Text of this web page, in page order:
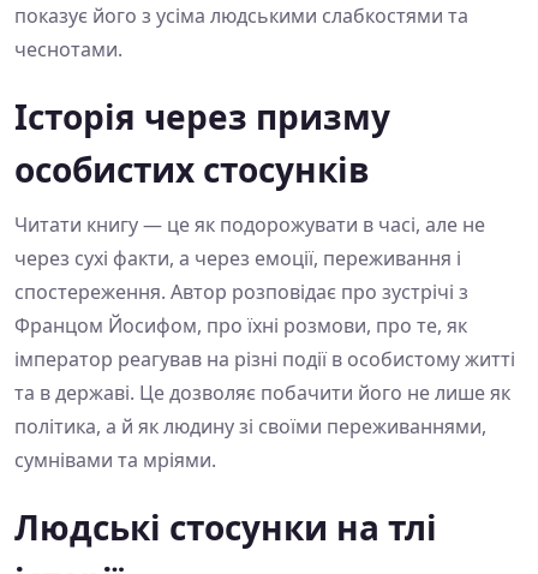
показує його з усіма людськими слабкостями та
чеснотами.
Історія через призму
особистих стосунків
Читати книгу — це як подорожувати в часі, але не
через сухі факти, а через емоції, переживання і
спостереження. Автор розповідає про зустрічі з
Францом Йосифом, про їхні розмови, про те, як
імператор реагував на різні події в особистому житті
та в державі. Це дозволяє побачити його не лише як
політика, а й як людину зі своїми переживаннями,
сумнівами та мріями.
Людські стосунки на тлі